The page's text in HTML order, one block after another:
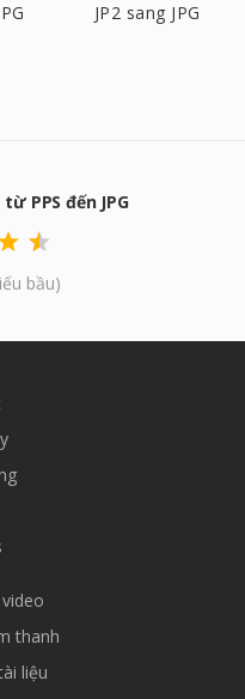
JP2 sang JPG
PPS đến JPG
bầu)
thanh
liệu